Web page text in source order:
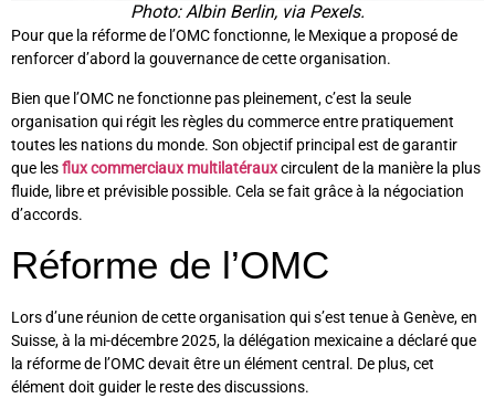
Photo: Albin Berlin, via Pexels.
Pour que la réforme de l’OMC fonctionne, le Mexique a proposé de
renforcer d’abord la gouvernance de cette organisation.
Bien que l’OMC ne fonctionne pas pleinement, c’est la seule
organisation qui régit les règles du commerce entre pratiquement
toutes les nations du monde. Son objectif principal est de garantir
que lesflux commerciaux multilatérauxcirculent de la manière la plus
fluide, libre et prévisible possible. Cela se fait grâce à la négociation
d’accords.
Réforme de l’OMC
Lors d’une réunion de cette organisation qui s’est tenue à Genève, en
Suisse, à la mi-décembre 2025, la délégation mexicaine a déclaré que
la réforme de l’OMC devait être un élément central. De plus, cet
élément doit guider le reste des discussions.